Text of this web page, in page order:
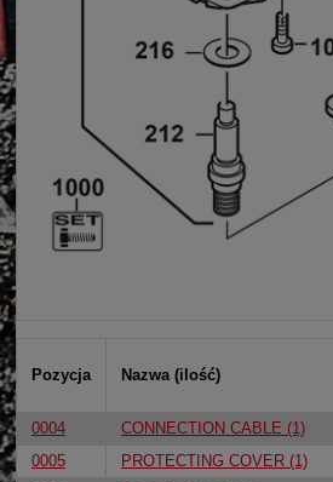
Pozycja Nazwa (ilość)
0004 CONNECTION CABLE (1)
0005
PROTECTING COVER (1)